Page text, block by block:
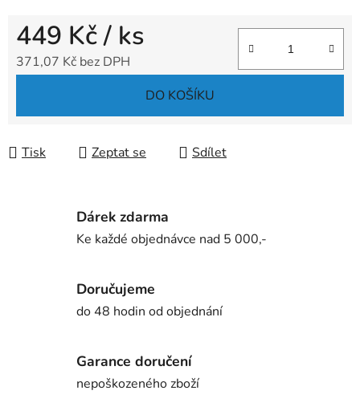
449 Kč/ ks
371,07 Kč bez DPH
DO KOŠÍKU
Tisk Zeptat se Sdílet
Dárek zdarma
Ke každé objednávce nad 5 000,-
Doručujeme
do 48 hodin od objednání
Garance doručení
nepoškozeného zboží